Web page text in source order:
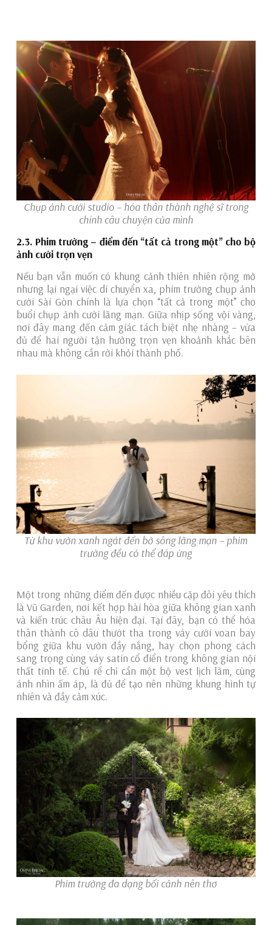
Chụp ảnh cưới studio – hóa thân thành nghệ sĩ trong
chính câu chuyện của mình
2.3. Phim trường – điểm đến “tất cả trong một” cho bộ
ảnh cưới trọn vẹn
Nếu bạn vẫn muốn có khung cảnh thiên nhiên rộng mở
nhưng lại ngại việc di chuyển xa, phim trường chụp ảnh
cưới Sài Gòn chính là lựa chọn “tất cả trong một” cho
buổi chụp ảnh cưới lãng mạn. Giữa nhịp sống vội vàng,
nơi đây mang đến cảm giác tách biệt nhẹ nhàng – vừa
đủ để hai người tận hưởng trọn vẹn khoảnh khắc bên
nhau mà không cần rời khỏi thành phố.
Từ khu vườn xanh ngát đến bờ sông lãng mạn – phim
trường đều có thể đáp ứng
Một trong những điểm đến được nhiều cặp đôi yêu thích
là Vũ Garden, nơi kết hợp hài hòa giữa không gian xanh
và kiến trúc châu Âu hiện đại. Tại đây, bạn có thể hóa
thân thành cô dâu thướt tha trong váy cưới voan bay
bổng giữa khu vườn đầy nắng, hay chọn phong cách
sang trọng cùng váy satin cổ điển trong không gian nội
thất tinh tế. Chú rể chỉ cần một bộ vest lịch lãm, cùng
ánh nhìn ấm áp, là đủ để tạo nên những khung hình tự
nhiên và đầy cảm xúc.
Phim trường đa dạng bối cảnh nên thơ